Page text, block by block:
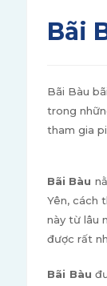
Bãi
Bãi Bàu
trong
tham gia
Bãi Bàu
Yên, cách
này từ lâu
được rất
Bãi Bàu